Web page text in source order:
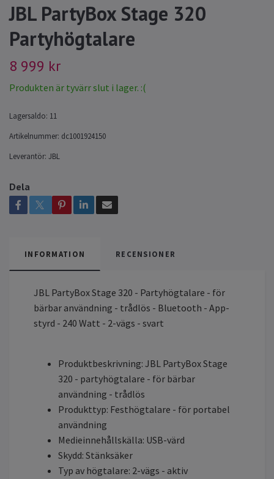
JBL PartyBox Stage 320
Partyhögtalare
8 999 kr
Produkten är tyvärr slut i lager. :(
Lagersaldo: 11
Artikelnummer: dc1001924150
Leverantör: JBL
Dela
INFORMATION RECENSIONER
JBL PartyBox Stage 320 - Partyhögtalare - för
bärbar användning - trådlös - Bluetooth - App-
styrd - 240 Watt - 2-vägs - svart
Produktbeskrivning: JBL PartyBox Stage
320 - partyhögtalare - för bärbar
användning - trådlös
Produkttyp: Festhögtalare - för portabel
användning
Medieinnehållskälla: USB-värd
Skydd: Stänksäker
Typ av högtalare: 2-vägs - aktiv